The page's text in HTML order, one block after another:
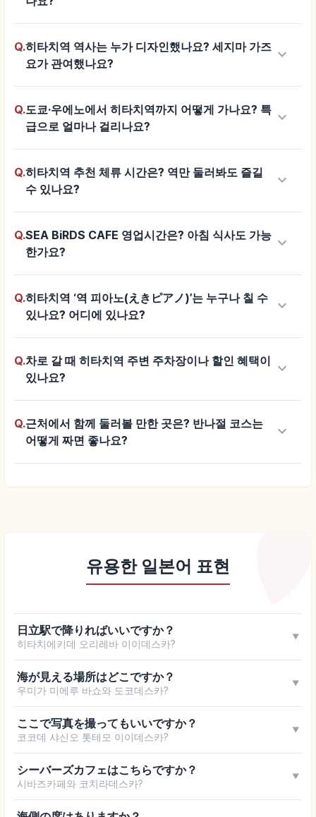
Q.히타치역 역사는 누가 디자인했나요? 세지마 가즈
요가 관여했나요?
keyboard_arrow_down
Q.도쿄·우에노에서 히타치역까지 어떻게 가나요? 특
급으로 얼마나 걸리나요?
keyboard_arrow_down
Q.히타치역 추천 체류 시간은? 역만 둘러봐도 즐길
수 있나요?
keyboard_arrow_down
Q.SEA BiRDS CAFE 영업시간은? 아침 식사도 가능
한가요?
keyboard_arrow_down
Q.히타치역 ‘역 피아노(えきピアノ)’는 누구나 칠 수
있나요? 어디에 있나요?
keyboard_arrow_down
Q.차로 갈 때 히타치역 주변 주차장이나 할인 혜택이
있나요?
keyboard_arrow_down
Q.근처에서 함께 둘러볼 만한 곳은? 반나절 코스는
어떻게 짜면 좋나요?
keyboard_arrow_down
유용한 일본어 표현
日立駅で降りればいいですか？
히타치에키데 오리레바 이이데스카?
▼
海が見える場所はどこですか？
우미가 미에루 바쇼와 도코데스카?
▼
ここで写真を撮ってもいいですか？
코코데 샤신오 톳테모 이이데스카?
▼
シーバーズカフェはこちらですか？
시바즈카페와 코치라데스카?
▼